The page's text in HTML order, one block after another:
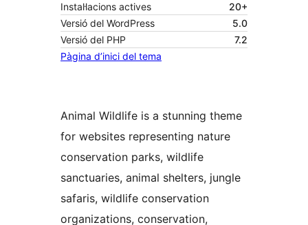
Instal·lacions actives
20+
Versió del WordPress
5.0
Versió del PHP
7.2
Pàgina d’inici del tema
Animal Wildlife is a stunning theme
for websites representing nature
conservation parks, wildlife
sanctuaries, animal shelters, jungle
safaris, wildlife conservation
organizations, conservation,